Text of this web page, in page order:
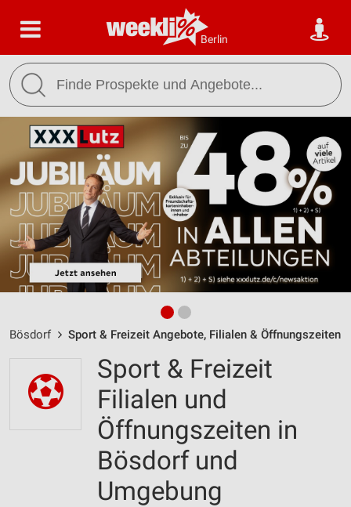
Berlin
Bösdorf Sport & Freizeit Angebote, Filialen & Öffnungszeiten
Sport & Freizeit
Filialen und
Öffnungszeiten in
Bösdorf und
Umgebung